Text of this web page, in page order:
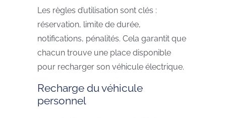
Les règles d’utilisation sont clés :
réservation, limite de durée,
notifications, pénalités. Cela garantit que
chacun trouve une place disponible
pour recharger son véhicule électrique.
Recharge du véhicule
personnel